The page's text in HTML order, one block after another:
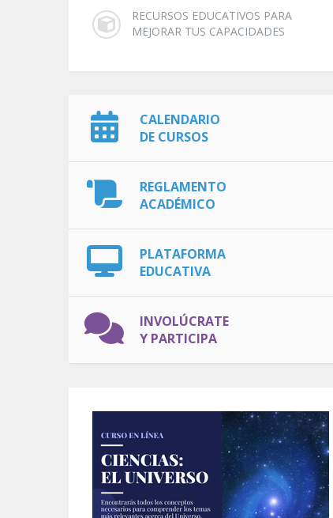
RECURSOS EDUCATIVOS PARA
MEJORAR TUS CAPACIDADES
CALENDARIO
DE CURSOS
REGLAMENTO
ACADÉMICO
PLATAFORMA
EDUCATIVA
INVOLÚCRATE
Y PARTICIPA